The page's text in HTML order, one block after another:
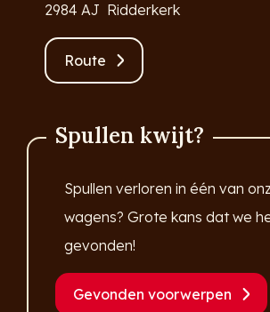
2984 AJ Ridderkerk
Route
Spullen kwijt?
Spullen verloren in één van
wagens? Grote kans dat we
gevonden!
Gevonden voorwerpen